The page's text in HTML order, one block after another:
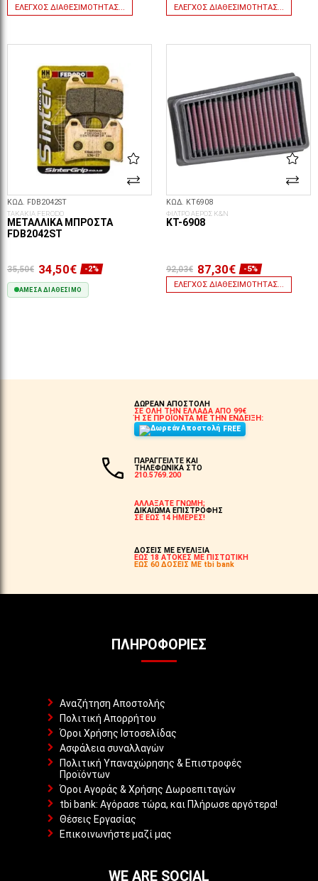
ΈΛΕΓΧΟΣ ΔΙΑΘΕΣΙΜΌΤΗΤΑΣ... ΈΛΕΓΧΟΣ ΔΙΑΘΕΣΙΜΌΤΗΤΑΣ...
ΚΩΔ. FDB2042ST
ΤΑΚΑΚΙΑ FERODO
ΜΕΤΑΛΛΙΚΆ ΜΠΡΟΣΤΆ
FDB2042ST
35,50€ 34,50€ -2%
ΆΜΕΣΑ ΔΙΑΘΈΣΙΜΟ
ΚΩΔ. KT6908
ΦΙΛΤΡΟ ΑΕΡΟΣ K&N
KT-6908
92,03€ 87,30€
-5%
ΈΛΕΓΧΟΣ ΔΙΑΘΕΣΙΜΌΤΗΤΑΣ...
ΔΩΡΕΑΝ ΑΠΟΣΤΟΛΗ
ΣΕ ΟΛΗ ΤΗΝ ΕΛΛΑΔΑ ΑΠΟ 99€
Ή ΣΕ ΠΡΟΪΟΝΤΑ ΜΕ ΤΗΝ ΕΝΔΕΙΞΗ:
FREE
ΠΑΡΑΓΓΕΙΛΤΕ ΚΑΙ
ΤΗΛΕΦΩΝΙΚΑ ΣΤΟ
210.5769.200
ΑΛΛΑΞΑΤΕ ΓΝΩΜΗ;
ΔΙΚΑΙΩΜΑ ΕΠΙΣΤΡΟΦΗΣ
ΣΕ ΕΩΣ 14 ΗΜΕΡΕΣ!
ΔΟΣΕΙΣ ΜΕ ΕΥΕΛΙΞΙΑ
ΕΩΣ 18 ΑΤΟΚΕΣ ΜΕ ΠΙΣΤΩΤΙΚΗ
ΕΩΣ 60 ΔΟΣΕΙΣ ΜΕ tbi bank
ΠΛΗΡΟΦΟΡΊΕΣ
Αναζήτηση Αποστολής
Πολιτική Απορρήτου
Όροι Χρήσης Ιστοσελίδας
Ασφάλεια συναλλαγών
Πολιτική Υπαναχώρησης & Επιστροφές
Προϊόντων
Όροι Αγοράς & Χρήσης Δωροεπιταγών
tbi bank: Αγόρασε τώρα, και Πλήρωσε αργότερα!
Θέσεις Εργασίας
Επικοινωνήστε μαζί μας
WE ARE SOCIAL